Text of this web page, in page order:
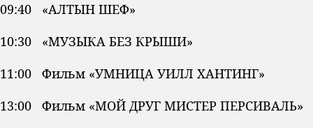
09:40 «АЛТЫН ШЕФ»
10:30 «МУЗЫКА БЕЗ КРЫШИ»
11:00 Фильм «УМНИЦА УИЛЛ ХАНТИНГ»
13:00 Фильм «МОЙ ДРУГ МИСТЕР ПЕРСИВАЛЬ»